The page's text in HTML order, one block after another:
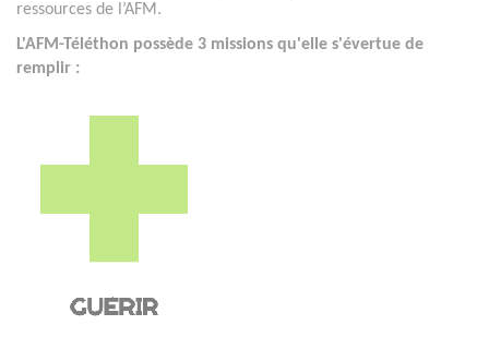
ressources de l’AFM.
L'AFM-Téléthon possède 3 missions qu'elle s'évertue de
remplir :